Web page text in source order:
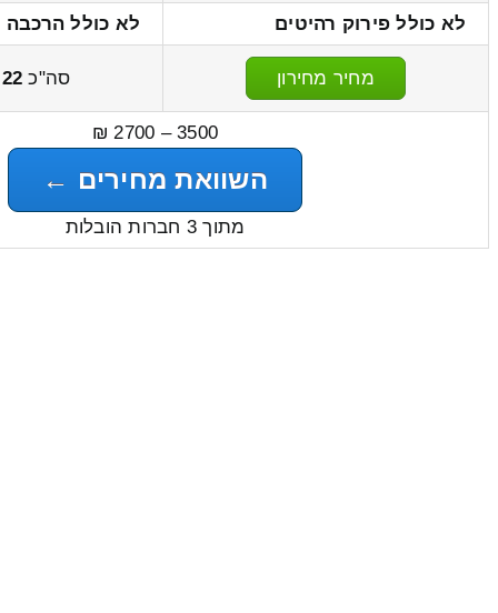
לא כולל פירוק רהיטים
לא כולל הרכבה
מחיר מחירון סה"כ
3500 – 2700 ₪
השוואת מחירים ←
מתוך 3 חברות הובלות